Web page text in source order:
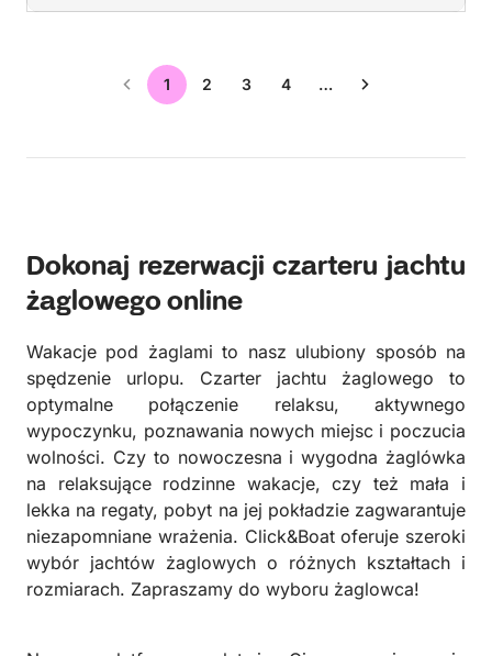
1 2 3 4 …
Dokonaj rezerwacji czarteru jachtu
żaglowego online
Wakacje pod żaglami to nasz ulubiony sposób na
spędzenie urlopu. Czarter jachtu żaglowego to
optymalne połączenie relaksu, aktywnego
wypoczynku, poznawania nowych miejsc i poczucia
wolności. Czy to nowoczesna i wygodna żaglówka
na relaksujące rodzinne wakacje, czy też mała i
lekka na regaty, pobyt na jej pokładzie zagwarantuje
niezapomniane wrażenia. Click&Boat oferuje szeroki
wybór jachtów żaglowych o różnych kształtach i
rozmiarach. Zapraszamy do wyboru żaglowca!